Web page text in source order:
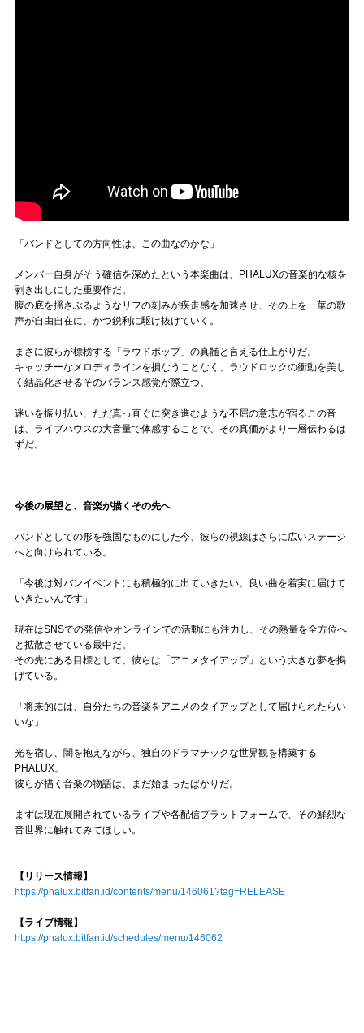
「バンドとしての方向性は、この曲なのかな」
メンバー自身がそう確信を深めたという本楽曲は、PHALUXの音楽的な核を
剥き出しにした重要作だ。
腹の底を揺さぶるようなリフの刻みが疾走感を加速させ、その上を一華の歌
声が自由自在に、かつ鋭利に駆け抜けていく。
まさに彼らが標榜する「ラウドポップ」の真髄と言える仕上がりだ。
キャッチーなメロディラインを損なうことなく、ラウドロックの衝動を美し
く結晶化させるそのバランス感覚が際立つ。
迷いを振り払い、ただ真っ直ぐに突き進むような不屈の意志が宿るこの音
は、ライブハウスの大音量で体感することで、その真価がより一層伝わるは
ずだ。
今後の展望と、音楽が描くその先へ
バンドとしての形を強固なものにした今、彼らの視線はさらに広いステージ
へと向けられている。
「今後は対バンイベントにも積極的に出ていきたい。良い曲を着実に届けて
いきたいんです」
現在はSNSでの発信やオンラインでの活動にも注力し、その熱量を全方位へ
と拡散させている最中だ。
その先にある目標として、彼らは「アニメタイアップ」という大きな夢を掲
げている。
「将来的には、自分たちの音楽をアニメのタイアップとして届けられたらい
いな」
光を宿し、闇を抱えながら、独自のドラマチックな世界観を構築する
PHALUX。
彼らが描く音楽の物語は、まだ始まったばかりだ。
まずは現在展開されているライブや各配信プラットフォームで、その鮮烈な
音世界に触れてみてほしい。
【リリース情報】
https://phalux.bitfan.id/contents/menu/146061?tag=RELEASE
【ライブ情報】
https://phalux.bitfan.id/schedules/menu/146062